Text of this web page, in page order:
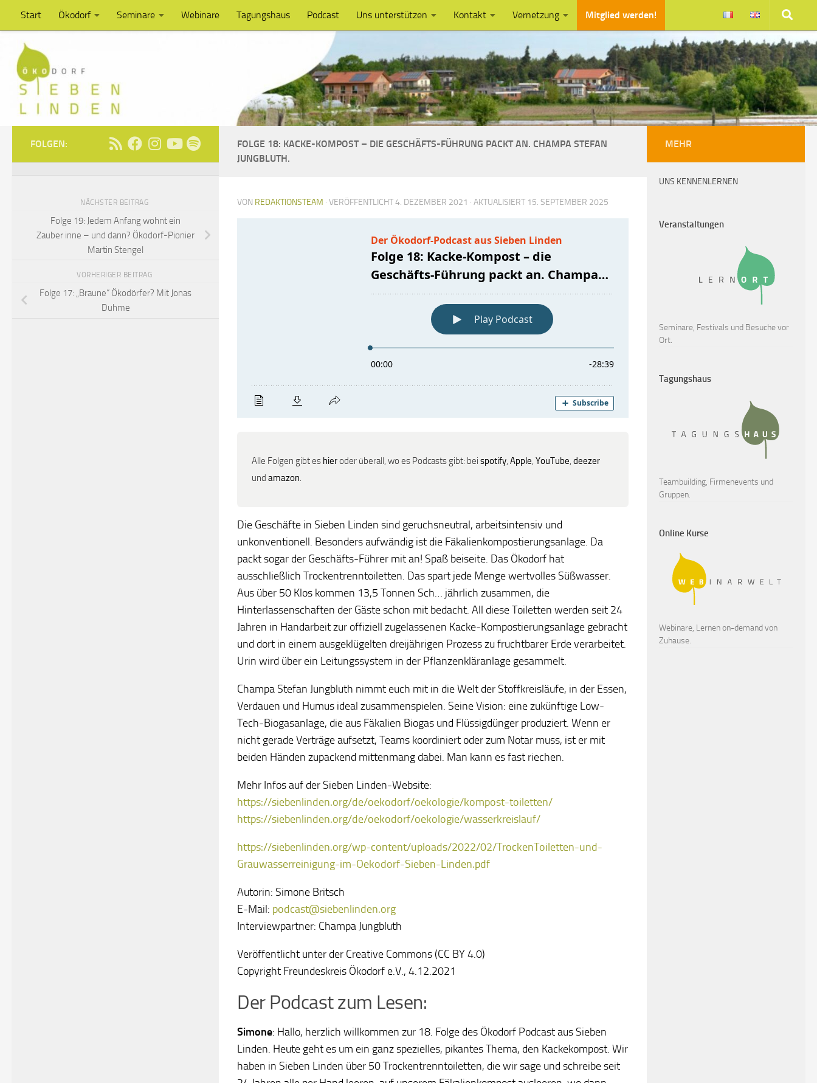
Unter dem Inhalt
Start Ökodorf Seminare Webinare Tagungshaus Podcast Uns unterstützen Kontakt Vernetzung Mitglied werden!
FOLGE 18: KACKE-KOMPOST – DIE GESCHÄFTS-FÜHRUNG PACKT AN. CHAMPA STEFAN
JUNGBLUTH.
VON REDAKTIONSTEAM · VERÖFFENTLICHT4. DEZEMBER 2021 · AKTUALISIERT 15. SEPTEMBER 2025
Alle Folgen gibt es hieroder überall, wo es Podcasts gibt: bei spotify, Apple, YouTube, deezer
und amazon.
Die Geschäfte in Sieben Linden sind geruchsneutral, arbeitsintensiv und
unkonventionell. Besonders aufwändig ist die Fäkalienkompostierungsanlage. Da
packt sogar der Geschäfts-Führer mit an! Spaß beiseite. Das Ökodorf hat
ausschließlich Trockentrenntoiletten. Das spart jede Menge wertvolles Süßwasser.
Aus über 50 Klos kommen 13,5 Tonnen Sch… jährlich zusammen, die
Hinterlassenschaften der Gäste schon mit bedacht. All diese Toiletten werden seit 24
Jahren in Handarbeit zur offiziell zugelassenen Kacke-Kompostierungsanlage gebracht
und dort in einem ausgeklügelten dreijährigen Prozess zu fruchtbarer Erde verarbeitet.
Urin wird über ein Leitungssystem in der Pflanzenkläranlage gesammelt.
Champa Stefan Jungbluth nimmt euch mit in die Welt der Stoffkreisläufe, in der Essen,
Verdauen und Humus ideal zusammenspielen. Seine Vision: eine zukünftige Low-
Tech-Biogasanlage, die aus Fäkalien Biogas und Flüssigdünger produziert. Wenn er
nicht gerade Verträge aufsetzt, Teams koordiniert oder zum Notar muss, ist er mit
beiden Händen zupackend mittenmang dabei. Man kann es fast riechen.
Mehr Infos auf der Sieben Linden-Website:
https://siebenlinden.org/de/oekodorf/oekologie/kompost-toiletten/
https://siebenlinden.org/de/oekodorf/oekologie/wasserkreislauf/
https://siebenlinden.org/wp-content/uploads/2022/02/TrockenToiletten-und-
Grauwasserreinigung-im-Oekodorf-Sieben-Linden.pdf
Autorin: Simone Britsch
E-Mail: podcast@siebenlinden.org
Interviewpartner: Champa Jungbluth
Veröffentlicht unter der Creative Commons (CC BY 4.0)
Copyright Freundeskreis Ökodorf e.V., 4.12.2021
Der Podcast zum Lesen:
Simone: Hallo, herzlich willkommen zur 18. Folge des Ökodorf Podcast aus Sieben
Linden. Heute geht es um ein ganz spezielles, pikantes Thema, den Kackekompost. Wir
haben in Sieben Linden über 50 Trockentrenntoiletten, die wir sage und schreibe seit
FOLGEN:
NÄCHSTER BEITRAG
Folge 19: Jedem Anfang wohnt ein
Zauber inne – und dann? Ökodorf-Pionier
Martin Stengel
VORHERIGER BEITRAG
Folge 17: „Braune“ Ökodörfer? Mit Jonas
Duhme
MEHR
UNS KENNENLERNEN
Veranstaltungen
Seminare, Festivals und Besuche vor
Ort.
Tagungshaus
Teambuilding, Firmenevents und
Gruppen.
Online Kurse
Webinare, Lernen on-demand von
Zuhause.